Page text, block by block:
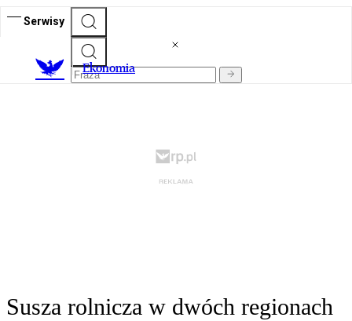
Serwisy
Ekonomia
Susza rolnicza w dwóch regionach